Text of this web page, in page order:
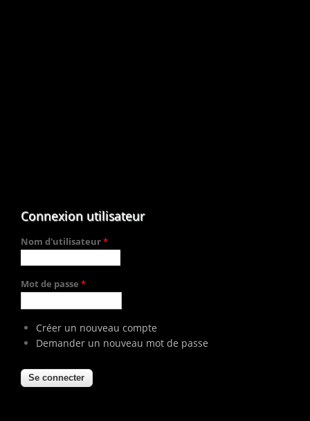
Connexion utilisateur
Nom d'utilisateur*
Mot de passe *
Créer un nouveau compte
Demander un nouveau mot de passe